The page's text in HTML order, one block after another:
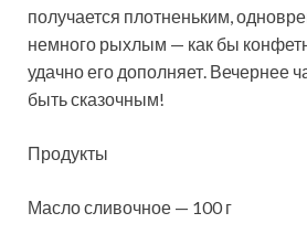
получается плотненьким,
немного рыхлым — как бы
удачно его дополняет. Вечернее
быть сказочным!
Продукты
Масло сливочное — 100 г